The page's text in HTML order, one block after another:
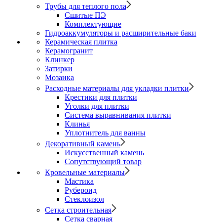
Трубы для теплого пола
Сшитые ПЭ
Комплектующие
Гидроаккумуляторы и расширительные баки
Керамическая плитка
Керамогранит
Клинкер
Затирки
Мозаика
Расходные материалы для укладки плитки
Крестики для плитки
Уголки для плитки
Система выравнивания плитки
Клинья
Уплотнитель для ванны
Декоративный камень
Искусственный камень
Сопутствующий товар
Кровельные материалы
Мастика
Рубероид
Стеклоизол
Сетка строительная
Сетка сварная